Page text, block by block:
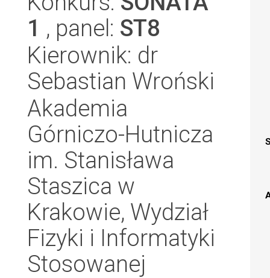
1 , panel: ST8
Kierownik: dr
Sebastian Wroński
Akademia
Górniczo-Hutnicza
im. Stanisława
Staszica w
Krakowie, Wydział
Fizyki i Informatyki
Stosowanej